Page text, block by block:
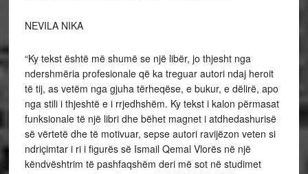
NEVILA NIKA
“Ky tekst është më shumë se një libër, jo thjesht nga
ndershmëria profesionale që ka treguar autori ndaj heroit
të tij, as vetëm nga gjuha tërheqëse, e bukur, e dëlirë, apo
nga stili i thjeshtë e i rrjedhshëm. Ky tekst i kalon përmasat
funksionale të një libri dhe bëhet magnet i atdhedashurisë
së vërtetë dhe të motivuar, sepse autori ravijëzon veten si
ndriçimtar i ri i figurës së Ismail Qemal Vlorës në një
këndvështrim të pashfaqshëm deri më sot në studimet